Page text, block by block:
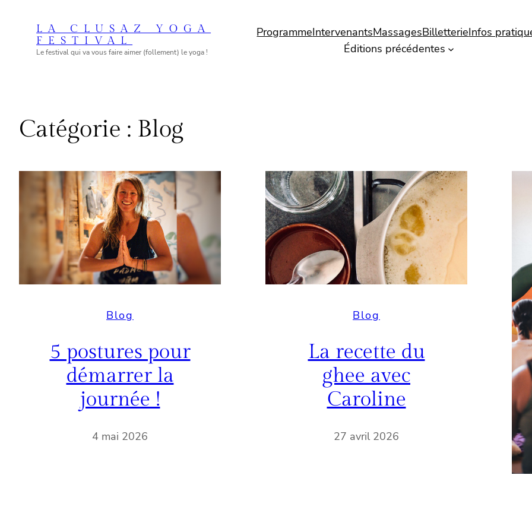
contenu
LA CLUSAZ YOGA
FESTIVAL
Le festival qui va vous faire aimer (follement) le yoga !
ProgrammeIntervenantsMassagesBilletterieInfos
Éditions précédentes
Catégorie : Blog
Blog
5 postures pour
démarrer la
journée !
4 mai 2026
Blog
La recette du
ghee avec
Caroline
27 avril 2026